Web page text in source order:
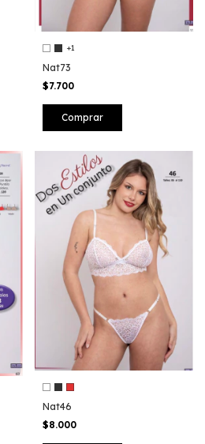
+1
Nat73
$7.700
Comprar
Nat46
$8.000